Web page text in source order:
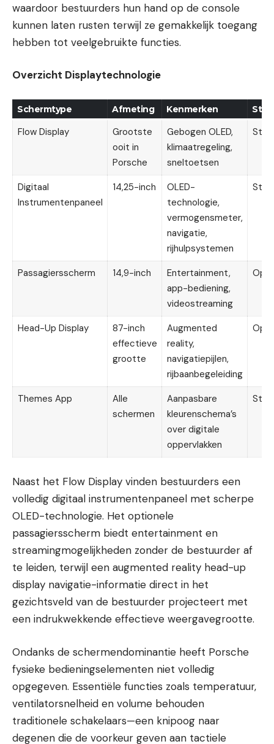
waardoor bestuurders hun hand op de console
kunnen laten rusten terwijl ze gemakkelijk toegang
hebben tot veelgebruikte functies.
Overzicht Displaytechnologie
Schermtype Afmeting Kenmerken
Flow Display
Grootste
ooit in
Porsche
Gebogen OLED,
klimaatregeling,
sneltoetsen
Digitaal
Instrumentenpaneel
14,25-inch
OLED-
technologie,
vermogensmeter,
navigatie,
rijhulpsystemen
Passagiersscherm 14,9-inch
Entertainment,
app-bediening,
videostreaming
Head-Up Display
87-inch
effectieve
grootte
Augmented
reality,
navigatiepijlen,
rijbaanbegeleiding
Themes App
Alle
schermen
Aanpasbare
kleurenschema’s
over digitale
oppervlakken
Naast het Flow Display vinden bestuurders een
volledig digitaal instrumentenpaneel met scherpe
OLED-technologie. Het optionele
passagiersscherm biedt entertainment en
streamingmogelijkheden zonder de bestuurder af
te leiden, terwijl een augmented reality head-up
display navigatie-informatie direct in het
gezichtsveld van de bestuurder projecteert met
een indrukwekkende effectieve weergavegrootte.
Ondanks de schermendominantie heeft Porsche
fysieke bedieningselementen niet volledig
opgegeven. Essentiële functies zoals temperatuur,
ventilatorsnelheid en volume behouden
traditionele schakelaars—een knipoog naar
degenen die de voorkeur geven aan tactiele